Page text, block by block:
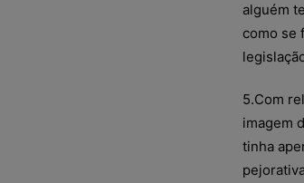
alguém
como se
5.Com
imagem
tinha